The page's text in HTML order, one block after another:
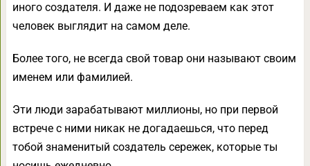
иного создателя. И даже не подозреваем как этот
человек выглядит на самом деле.
Более того, не всегда свой товар они называют своим
именем или фамилией.
Эти люди зарабатывают миллионы, но при первой
встрече с ними никак не догадаешься, что перед
тобой знаменитый создатель сережек, которые ты